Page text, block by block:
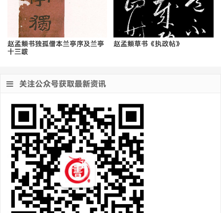
赵孟頫书独孤僧本兰亭序及兰亭
十三跋
赵孟頫草书《执政帖》
关注公众号获取最新资讯